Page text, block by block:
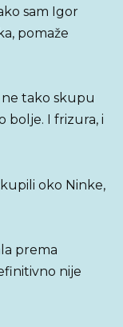
sam Igor
pomaže
ne tako skupu
bolje. I frizura, i
oko Ninke,
prema
nije